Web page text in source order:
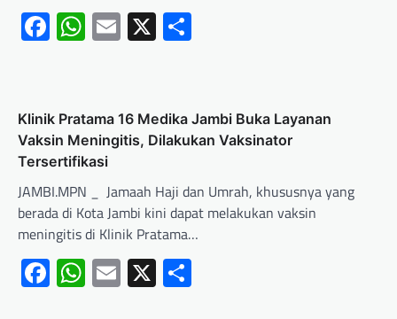
Facebook
WhatsApp
Email
X
Klinik Pratama 16 Medika Jambi Buka Layanan
Vaksin Meningitis, Dilakukan Vaksinator
Tersertifikasi
JAMBI.MPN _ Jamaah Haji dan Umrah, khususnya yang
berada di Kota Jambi kini dapat melakukan vaksin
meningitis di Klinik Pratama…
Facebook
WhatsApp
Email
X